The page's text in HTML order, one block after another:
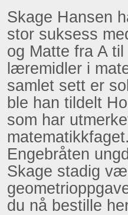
Skage Hansen
stor suksess
og Matte fra A
læremidler i
samlet sett er
ble han tildelt
som har
Engebråten
Skage stadig
du nå bestille